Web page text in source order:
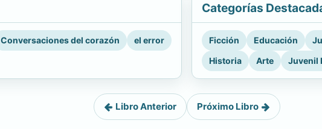
Conversaciones del corazón
el error
Categorías
Ficción Educación
Historia
Arte Juvenil
Libro Anterior Próximo Libro